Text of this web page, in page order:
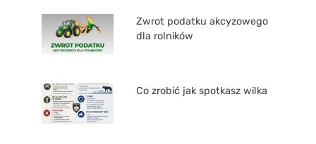
Zwrot podatku akcyzowego
dla rolników
Co zrobić jak spotkasz wilka